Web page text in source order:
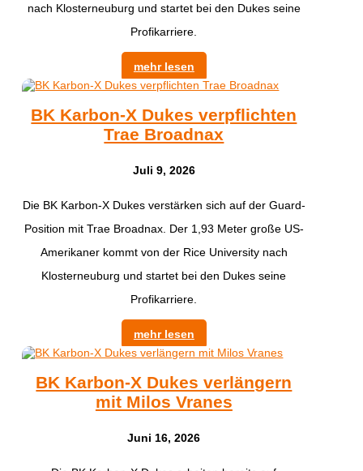
nach Klosterneuburg und startet bei den Dukes seine
Profikarriere.
mehr lesen
BK Karbon-X Dukes verpflichten
Trae Broadnax
Juli 9, 2026
Die BK Karbon-X Dukes verstärken sich auf der Guard-
Position mit Trae Broadnax. Der 1,93 Meter große US-
Amerikaner kommt von der Rice University nach
Klosterneuburg und startet bei den Dukes seine
Profikarriere.
mehr lesen
BK Karbon-X Dukes verlängern
mit Milos Vranes
Juni 16, 2026